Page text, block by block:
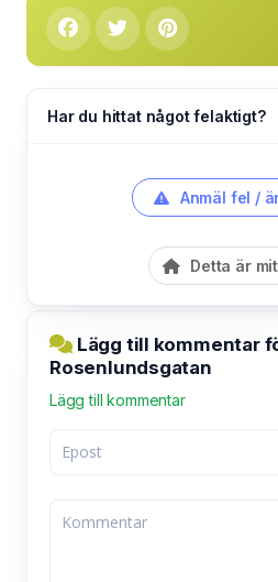
Har du hittat något felaktigt?
Anmäl fel /
Detta är
Lägg till kommentar
Rosenlundsgatan
Lägg till kommentar